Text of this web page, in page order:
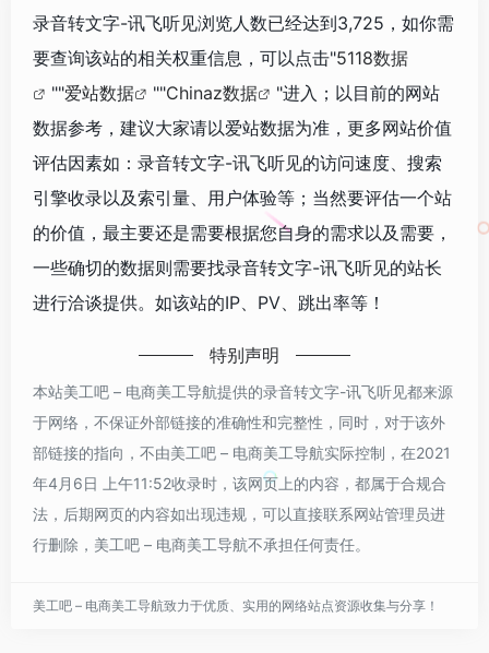
录音转文字-讯飞听见浏览人数已经达到3,725，如你需
要查询该站的相关权重信息，可以点击"5118数据
""爱站数据 ""Chinaz数据
"进入；以目前的网站
数据参考，建议大家请以爱站数据为准，更多网站价值
评估因素如：录音转文字-讯飞听见的访问速度、搜索
引擎收录以及索引量、用户体验等；当然要评估一个站
的价值，最主要还是需要根据您自身的需求以及需要，
一些确切的数据则需要找录音转文字-讯飞听见的站长
进行洽谈提供。如该站的IP、PV、跳出率等！
特别声明
本站美工吧 – 电商美工导航提供的录音转文字-讯飞听见都来源
于网络，不保证外部链接的准确性和完整性，同时，对于该外
部链接的指向，不由美工吧 – 电商美工导航实际控制，在2021
年4月6日 上午11:52收录时，该网页上的内容，都属于合规合
法，后期网页的内容如出现违规，可以直接联系网站管理员进
行删除，美工吧 – 电商美工导航不承担任何责任。
美工吧 – 电商美工导航致力于优质、实用的网络站点资源收集与分享！